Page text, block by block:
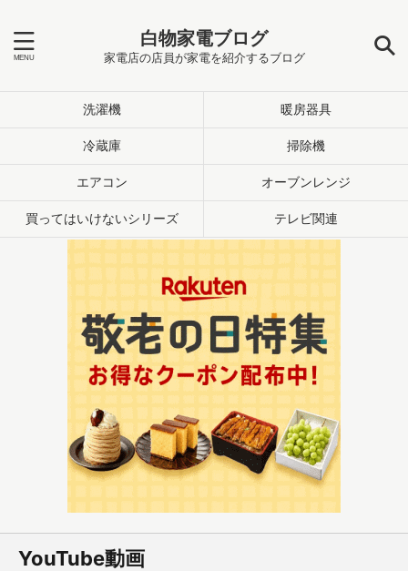
白物家電ブログ
家電店の店員が家電を紹介するブログ
洗濯機 暖房器具
冷蔵庫 掃除機
エアコン オーブンレンジ
買ってはいけないシリーズ テレビ関連
YouTube動画